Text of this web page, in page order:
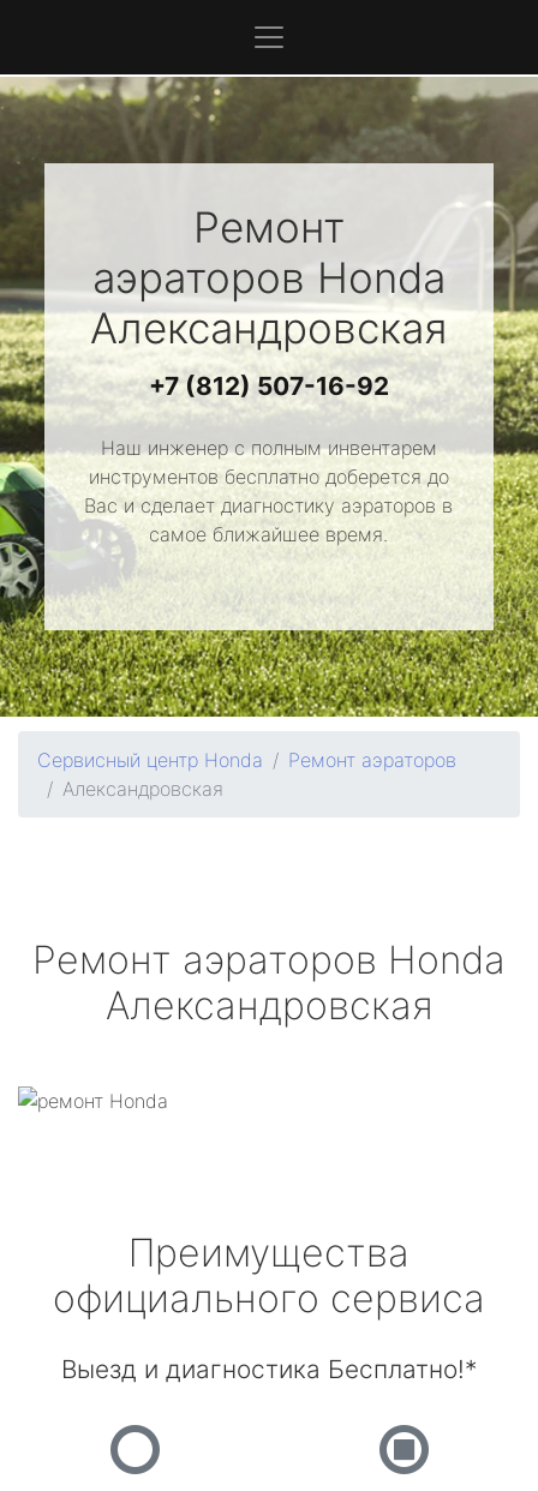
Ремонт
аэраторов Honda
Александровская
+7 (812) 507-16-92
Наш инженер с полным инвентарем
инструментов бесплатно доберется до
Вас и сделает диагностику аэраторов в
самое ближайшее время.
Сервисный центр Honda
Ремонт аэраторов
Александровская
Ремонт аэраторов Honda
Александровская
Преимущества
официального сервиса
Выезд и диагностика Бесплатно!*